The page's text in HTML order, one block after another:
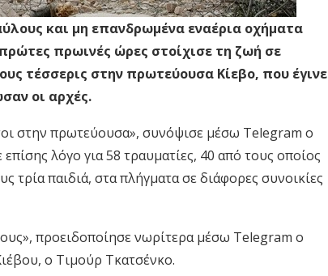
και μη επανδρωμένα εναέρια οχήματα
πρωινές ώρες στοίχισε τη ζωή σε
τέσσερις στην πρωτεύουσα Κίεβο, που έγινε
οι αρχές.
στην πρωτεύουσα», συνόψισε μέσω Telegram ο
λόγο για 58 τραυματίες, 40 από τους οποίος
τρία παιδιά, στα πλήγματα σε διάφορες συνοικίες
προειδοποίησε νωρίτερα μέσω Telegram ο
ο Τιμούρ Τκατσένκο.